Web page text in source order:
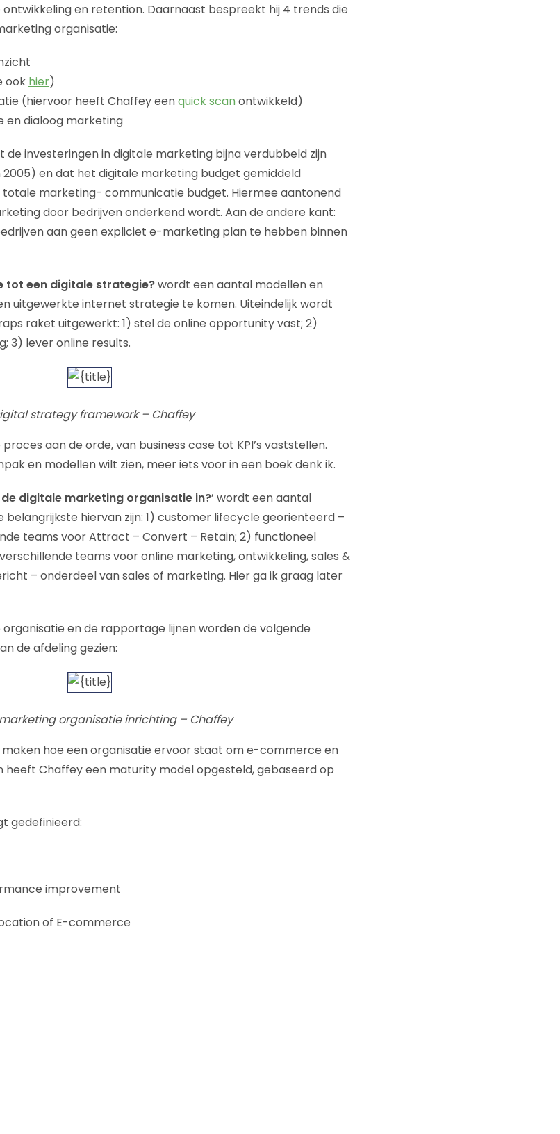
en retention. Daarnaast bespreekt hij 4 trends die
organisatie:
ook hier)
(hiervoor heeft Chaffey eenquick scan ontwikkeld)
en dialoog marketing
de investeringen in digitale marketing bijna verdubbeld zijn
2005) en dat het digitale marketing budget gemiddeld
marketing- communicatie budget. Hiermee aantonend
door bedrijven onderkend wordt. Aan de andere kant:
aan geen expliciet e-marketing plan te hebben binnen
tot een digitale strategie?wordt een aantal modellen en
uitgewerkte internet strategie te komen. Uiteindelijk wordt
raket uitgewerkt: 1) stel de online opportunity vast; 2)
3) lever online results.
strategy framework – Chaffey
aan de orde, van business case tot KPI’s vaststellen.
en modellen wilt zien, meer iets voor in een boek denk ik.
de digitale marketing organisatie in?’ wordt een aantal
belangrijkste hiervan zijn: 1) customer lifecycle georiënteerd –
teams voor Attract – Convert – Retain; 2) functioneel
teams voor online marketing, ontwikkeling, sales &
– onderdeel van sales of marketing. Hier ga ik graag later
en de rapportage lijnen worden de volgende
de afdeling gezien:
organisatie inrichting – Chaffey
hoe een organisatie ervoor staat om e-commerce en
Chaffey een maturity model opgesteld, gebaseerd op
gedefinieerd:
improvement
of E-commerce